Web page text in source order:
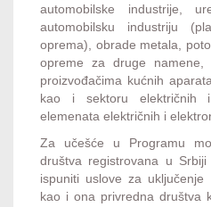
automobilske industrije,
automobilsku industriju
oprema), obrade metala,
opreme za druge namene,
proizvođačima kućnih
kao i sektoru električnih
elemenata električnih i
Za učešće u Programu
društva registrovana u
ispuniti uslove za uključenje
kao i ona privredna društva